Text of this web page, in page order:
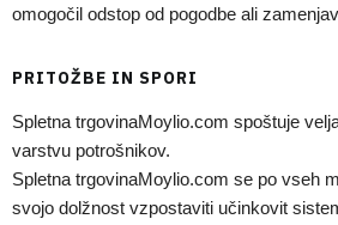
omogočil odstop od pogodbe ali
PRITOŽBE IN SPORI
Spletna trgovinaMoylio.com spoštuje
varstvu potrošnikov.
Spletna trgovinaMoylio.com se po vseh
svojo dolžnost vzpostaviti učinkovit